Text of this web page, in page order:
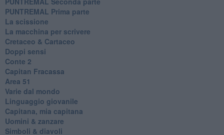
​PUNTREMAL Prima parte
La scissione
La macchina per scrivere
Cretaceo & Cartaceo
Doppi sensi
​Conte 2
​Capitan Fracassa
​Area 51
Varie dal mondo
​Linguaggio giovanile
​Capitana, mia capitana
Uomini & zanzare
​Simboli & diavoli